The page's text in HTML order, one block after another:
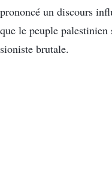
prononcé un discours
que le peuple
sioniste brutale.